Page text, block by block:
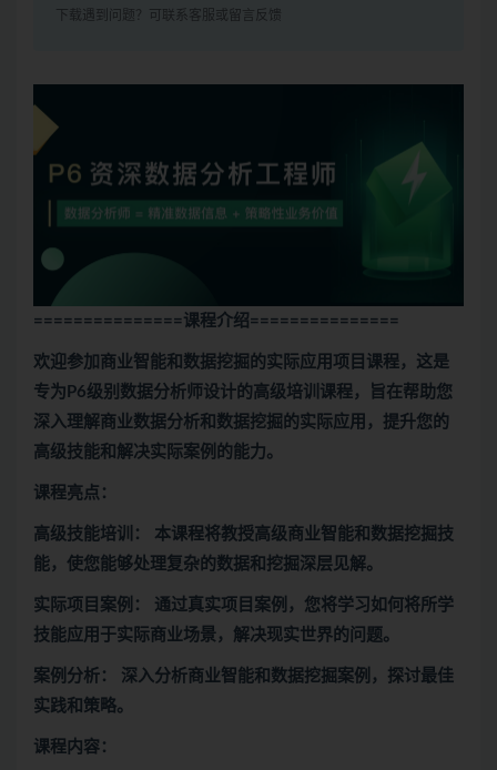
下载遇到问题？可联系客服或留言反馈
===============课程介绍 ===============
欢迎参加商业智能和数据挖掘的实际应用项目课程，这是
专为P6级别数据分析师设计的高级培训课程，旨在帮助您
深入理解商业数据分析和数据挖掘的实际应用，提升您的
高级技能和解决实际案例的能力。
课程亮点：
高级技能培训： 本课程将教授高级商业智能和数据挖掘技
能，使您能够处理复杂的数据和挖掘深层见解。
实际项目案例： 通过真实项目案例，您将学习如何将所学
技能应用于实际商业场景，解决现实世界的问题。
案例分析： 深入分析商业智能和数据挖掘案例，探讨最佳
实践和策略。
课程内容：